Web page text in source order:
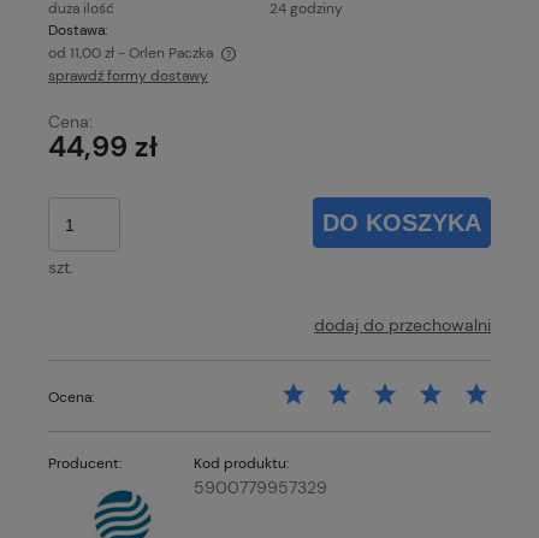
duża ilość
24 godziny
Dostawa:
od 11,00 zł - Orlen Paczka
Cena nie zawiera ewentualnych kosztów płatności
sprawdź formy dostawy
Cena:
44,99 zł
szt.
DO KOSZYKA
dodaj do przechowalni
Ocena:
Producent: Kod produktu:
5900779957329